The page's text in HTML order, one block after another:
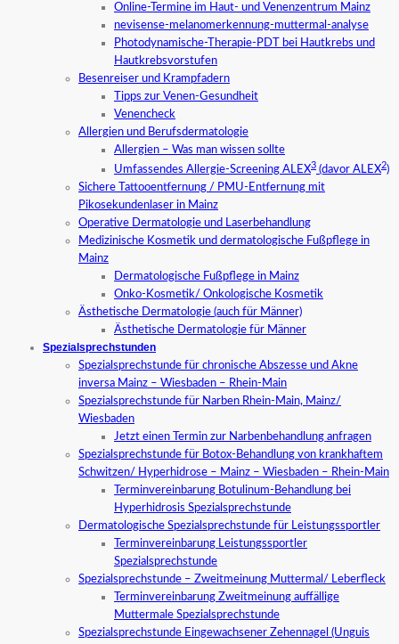
Online-Termine im Haut- und Venenzentrum Mainz
nevisense-melanomerkennung-muttermal-analyse
Photodynamische-Therapie-PDT bei Hautkrebs und
Hautkrebsvorstufen
Besenreiser und Krampfadern
Tipps zur Venen-Gesundheit
Venencheck
Allergien und Berufsdermatologie
Allergien – Was man wissen sollte
Umfassendes Allergie-Screening ALEX3 (davor ALEX2)
Sichere Tattooentfernung / PMU-Entfernung mit
Pikosekundenlaser in Mainz
Operative Dermatologie und Laserbehandlung
Medizinische Kosmetik und dermatologische Fußpflege in
Mainz
Dermatologische Fußpflege in Mainz
Onko-Kosmetik/ Onkologische Kosmetik
Ästhetische Dermatologie (auch für Männer)
Ästhetische Dermatologie für Männer
Spezialsprechstunden
Spezialsprechstunde für chronische Abszesse und Akne
inversa Mainz – Wiesbaden – Rhein-Main
Spezialsprechstunde für Narben Rhein-Main, Mainz/
Wiesbaden
Jetzt einen Termin zur Narbenbehandlung anfragen
Spezialsprechstunde für Botox-Behandlung von krankhaftem
Schwitzen/ Hyperhidrose – Mainz – Wiesbaden – Rhein-Main
Terminvereinbarung Botulinum-Behandlung bei
Hyperhidrosis Spezialsprechstunde
Dermatologische Spezialsprechstunde für Leistungssportler
Terminvereinbarung Leistungssportler
Spezialsprechstunde
Spezialsprechstunde – Zweitmeinung Muttermal/ Leberfleck
Terminvereinbarung Zweitmeinung auffällige
Muttermale Spezialsprechstunde
Spezialsprechstunde Eingewachsener Zehennagel (Unguis